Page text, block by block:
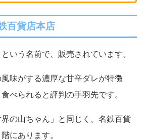
百貨店本店
いう名前で、販売されています。
味がする濃厚な甘辛ダレが特徴
べられると評判の手羽先です。
の山ちゃん」と同じく、名鉄百貨
にあります。